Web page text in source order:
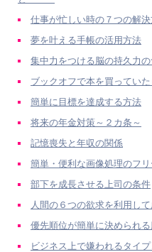
仕事が忙しい時の７つの解
夢を叶える手帳の活用方法
集中力をつける脳の持久力
ブックオフで本を買っていた
簡単に目標を達成する方法
将来の年金対策～２カ条～
記憶喪失と年収の関係
簡単・便利な画像処理のフリ
部下を成長させる上司の条件
人間の６つの欲求を利用し
優先順位が簡単に決められ
ビジネス上で嫌われるタイ